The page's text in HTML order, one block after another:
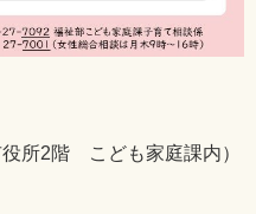
所2階 こども家庭課内）